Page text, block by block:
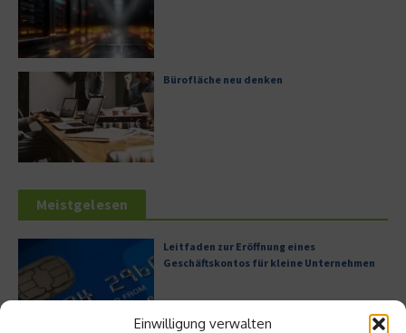
Einwilligung verwalten
Bürofläche neu denken
Meistgelesen
Leitfaden zur Eröffnung eines
Geschäftskontos für kleine Unternehmen